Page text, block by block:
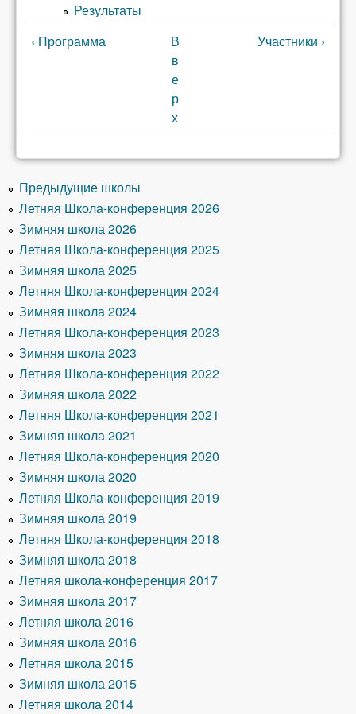
Результаты
‹ Программа
В
в
е
р
х
Участники ›
Предыдущие школы
Летняя Школа-конференция 2026
Зимняя школа 2026
Летняя Школа-конференция 2025
Зимняя школа 2025
Летняя Школа-конференция 2024
Зимняя школа 2024
Летняя Школа-конференция 2023
Зимняя школа 2023
Летняя Школа-конференция 2022
Зимняя школа 2022
Летняя Школа-конференция 2021
Зимняя школа 2021
Летняя Школа-конференция 2020
Зимняя школа 2020
Летняя Школа-конференция 2019
Зимняя школа 2019
Летняя Школа-конференция 2018
Зимняя школа 2018
Летняя школа-конференция 2017
Зимняя школа 2017
Летняя школа 2016
Зимняя школа 2016
Летняя школа 2015
Зимняя школа 2015
Летняя школа 2014